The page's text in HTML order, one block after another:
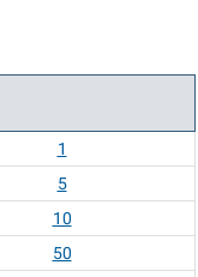
1
5
10
50